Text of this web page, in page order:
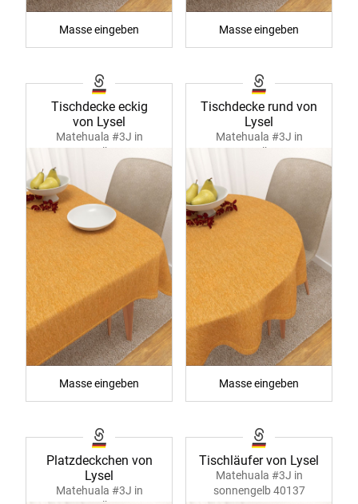
Masse eingeben Masse eingeben
Tischdecke eckig
von Lysel
Matehuala #3J in
sonnengelb 40134
Masse eingeben
Tischdecke rund von
Lysel
Matehuala #3J in
sonnengelb 40135
Masse eingeben
Platzdeckchen von
Lysel
Matehuala #3J in
Tischläufer von Lysel
Matehuala #3J in
sonnengelb 40137